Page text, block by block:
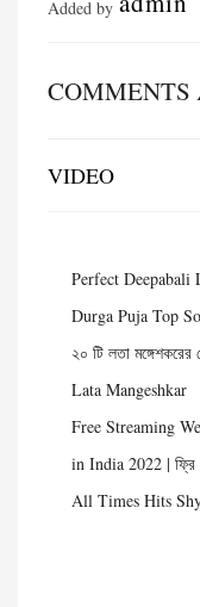
Added by
COMMENTS
VIDEO
Perfect Deepabali
Durga Puja Top
২০ টি লতা
Lata Mangeshkar
Free Streaming
in India 2022 | ফ্রি
All Times Hits